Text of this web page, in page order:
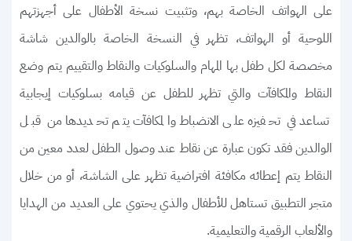
على الهواتف الخاصة بهم، وتثبيت نسخة الأطفال على أجهزتهم
اللوحية أو الهواتف، تظهر في النسخة الخاصة بالوالدين شاشة
مخصصة لكل طفل بها المهام والسلوكيات والنقاط والتقييم يتم وضع
النقاط والمكافآت والتي تظهر للطفل عن قيامه بسلوكيات إيجابية
تساعد في تحفيزه على الانضباط والمكافآت يتم تحديدها من قبل
الوالدين فقد تكون عبارة عن نقاط عند وصول الطفل لعدد معين من
النقاط يتم إعطائه مكافئة افتراضية تظهر على الشاشة، أو من خلال
متجر التطبيق تستاهل للأطفال والذي يحتوي على العديد من الهدايا
والألعاب الرقمية والتعليمية.